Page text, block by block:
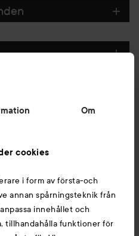
Om
cookies
i form av första-och
annan spårningsteknik från
innehållet och
tillhandahålla funktioner för